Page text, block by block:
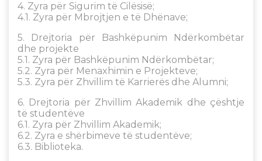
4. Zyra për Sigurim të Cilësisë;
4.1. Zyra për Mbrojtjen e të Dhënave;
5. Drejtoria për Bashkëpunim Ndërkombëtar
dhe projekte
5.1. Zyra për Bashkëpunim Ndërkombëtar;
5.2. Zyra për Menaxhimin e Projekteve;
5.3. Zyra për Zhvillim të Karrierës dhe Alumni;
6. Drejtoria për Zhvillim Akademik dhe çështje
të studentëve
6.1. Zyra për Zhvillim Akademik;
6.2. Zyra e shërbimeve të studentëve;
6.3. Biblioteka.